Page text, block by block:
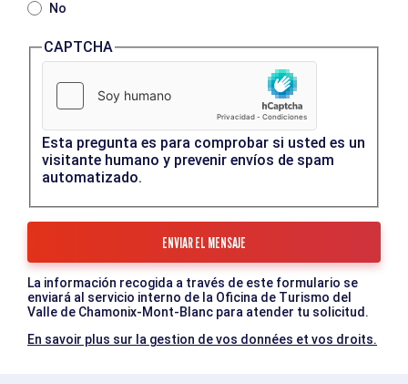
No
CAPTCHA
Esta pregunta es para comprobar si usted es un
visitante humano y prevenir envíos de spam
automatizado.
La información recogida a través de este formulario se
enviará al servicio interno de la Oficina de Turismo del
Valle de Chamonix-Mont-Blanc para atender tu solicitud.
En savoir plus sur la gestion de vos données et vos droits.